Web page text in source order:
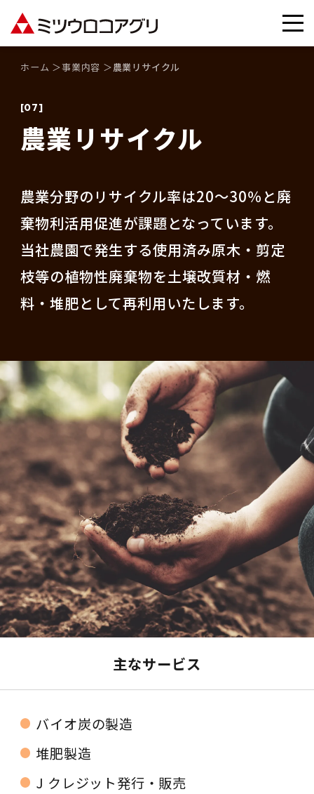
ホーム 事業内容 農業リサイクル
[07]
農業リサイクル
農業分野のリサイクル率は20～30％と廃
棄物利活用促進が課題となっています。
当社農園で発生する使用済み原木・剪定
枝等の植物性廃棄物を土壌改質材・燃
料・堆肥として再利用いたします。
主なサービス
バイオ炭の製造
堆肥製造
J クレジット発行・販売